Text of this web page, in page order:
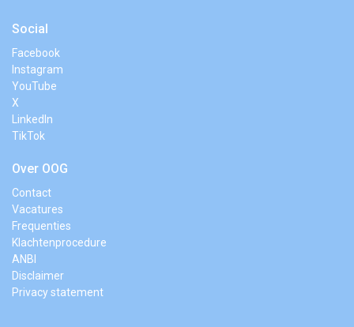
Social
Facebook
Instagram
YouTube
X
LinkedIn
TikTok
Over OOG
Contact
Vacatures
Frequenties
Klachtenprocedure
ANBI
Disclaimer
Privacy statement